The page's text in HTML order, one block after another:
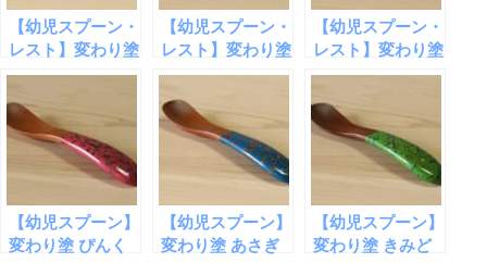
【幼児スプーン・
レスト】変わり塗
あさぎ
【幼児スプーン・
レスト】変わり塗
きみどり
【幼児スプーン・
レスト】変わり塗
おれんじ
【幼児スプーン】
変わり塗 ぴんく
【幼児スプーン】
変わり塗 あさぎ
【幼児スプーン】
変わり塗 きみど